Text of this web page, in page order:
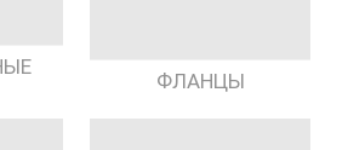
ФЛАНЦЫ